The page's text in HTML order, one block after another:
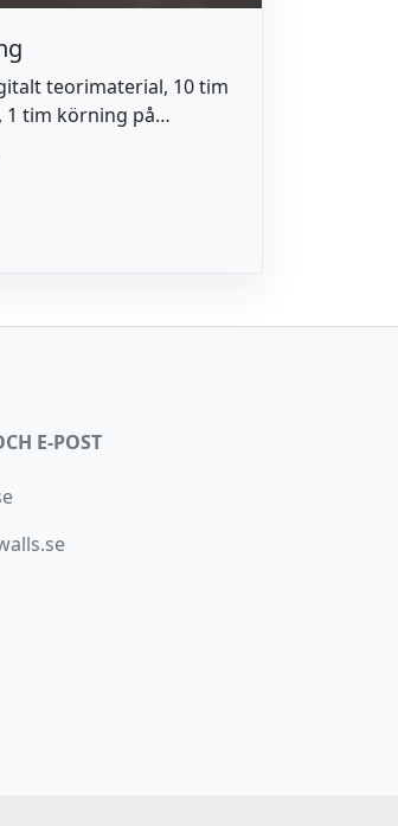
teorimaterial, 10 tim
tim körning på
6 tim körlektioner i trafik.
vid
0762 911 511
E-POST